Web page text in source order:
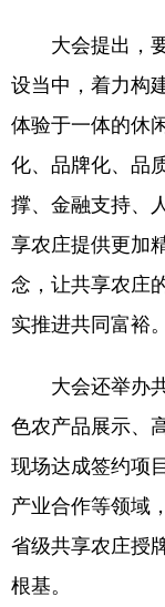
大会提出，要
设当中，着力构
体验于一体的休
化、品牌化、品
撑、金融支持、
享农庄提供更加
念，让共享农庄
实推进共同富裕。
大会还举办共
色农产品展示、
现场达成签约项
产业合作等领域
省级共享农庄授
根基。